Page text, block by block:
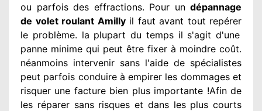
ou parfois des effractions. Pour un dépannage
de volet roulant Amillyil faut avant tout repérer
le problème. la plupart du tempsil s'agit d'une
panne minime qui peut être fixer à moindre coût.
néanmoins intervenir sans l'aide de spécialistes
peut parfois conduire à empirer les dommageset
risquer une facture bien plus importante !Afin de
les réparersans risques et dans les plus courts